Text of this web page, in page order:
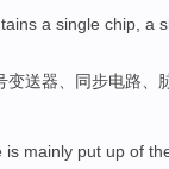
a single chip, a
变送器、 同步电路、
is mainly put up of